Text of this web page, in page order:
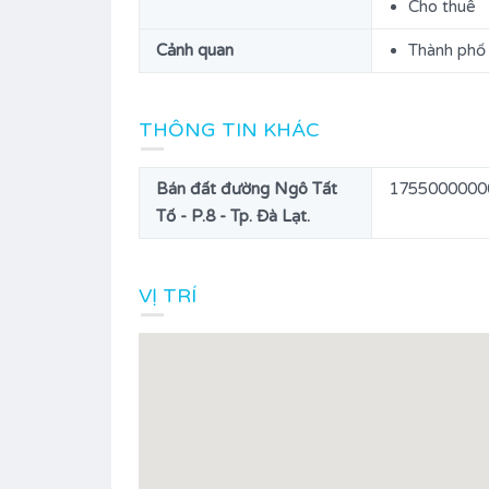
Cho thuê
Cảnh quan Thành phố
THÔNG TIN KHÁC
Bán đất đường Ngô Tất
Tố - P.8 - Tp. Đà Lạt.
VỊ TRÍ